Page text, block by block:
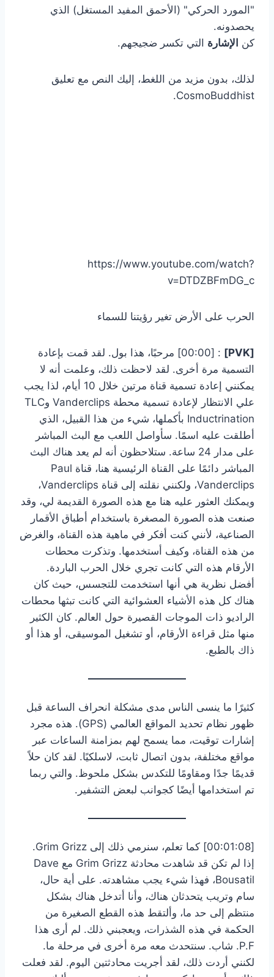
"المورد الحركي" (الأحمق المفيد المستغل) الذي
يحصدونه.
كن الإشارة التي تكسر ضجيجهم.
لذلك، بدون مزيد من اللغط، إليك النص مع تعليق
CosmoBuddhist.
https://www.youtube.com/watch?
v=DTDZBFmDG_c
الحرب على الأرض تغير رؤيتنا للسماء
[PVK]
: [00:00] مرحبًا، هذا بول. لقد قمت بإعادة
التسمية مرة أخرى. لقد لاحظت ذلك، وعلمت أنه لا
يمكنني إعادة تسمية قناة مرتين خلال 10 أيام، لذا يجب
علي الانتظار لإعادة تسمية محطة Vanderclips وTLC
Inductrination بأكملها، شيء من هذا القبيل، الذي
أطلقت عليه اسمًا. سأواصل اللعب مع البث المباشر
على مدار 24 ساعة. ستلاحظون أنه لم يعد هناك البث
المباشر دائمًا على القناة الرئيسية هنا، قناة Paul
Vanderclips، ولكنني نقلته إلى قناة Vanderclips،
ويمكنك العثور عليه هنا مع هذه الصورة القديمة لي، وقد
صنعت هذه الصورة المصغرة باستخدام أطباق الأقمار
الصناعية، لأنني كنت أفكر في ماهية هذه القناة، والغرض
من هذه القناة، وكيف أستخدمها. وتذكرت محطات
الأرقام هذه التي كانت تجري خلال الحرب الباردة.
أفضل نظرية هي أنها استخدمت للتجسس، حيث كان
هناك كل هذه الأشياء العشوائية التي كانت تبثها محطات
الراديو ذات الموجات القصيرة حول العالم. كان الكثير
منها مثل قراءة الأرقام، أو تشغيل الموسيقى، أو هذا أو
ذاك بالطبع.
كثيرًا ما ينسى الناس مدى مشكلة انحراف الساعة قبل
ظهور نظام تحديد المواقع العالمي (GPS). هذه مجرد
إشارات توقيت، مما يسمح لهم بمزامنة الساعات عبر
مواقع مختلفة، بدون اتصال ثابت، لاسلكيًا. لقد كان حلاً
قديمًا جدًا ومقاومًا للتكدس بشكل ملحوظ. والتي ربما
تم استخدامها أيضًا كجوانب لبعض التشفير.
[00:01:08] كما تعلم، سنرمي ذلك إلى Grim Grizz.
إذا لم تكن قد شاهدت محادثة Grim Grizz مع Dave
Bousatil، فهذا شيء يجب مشاهدته. على أية حال،
سام وتريب يتحدثان هناك، وأنا أتدخل هناك بشكل
منتظم إلى حد ما، وألتقط هذه القطع الصغيرة من
الحكمة في هذه الشذرات، ويعجبني ذلك. لم أرى هذا
P.F. شاب. سنتحدث معه مرة أخرى في مرحلة ما.
لكنني أردت ذلك، لقد أجريت محادثتين اليوم. لقد فعلت